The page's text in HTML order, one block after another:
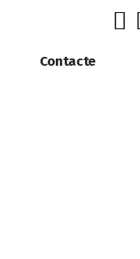
Contacte